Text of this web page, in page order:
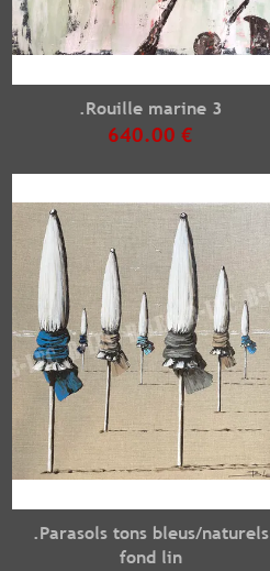
.Rouille marine 3
640.00 €
.Parasols tons bleus/naturels
fond lin